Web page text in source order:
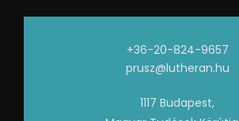
+36-20-824-9657
prusz@lutheran.hu
1117 Budapest,